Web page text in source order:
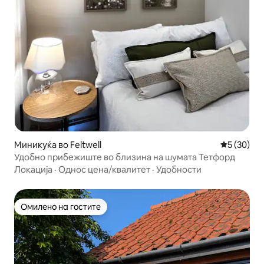
Миникуќа во Feltwell Просечна
5 (30)
Удобно прибежиште во близина на шумата Тетфорд
Локација · Однос цена/квалитет · Удобности
Омилено на гостите
Омилено на гостите